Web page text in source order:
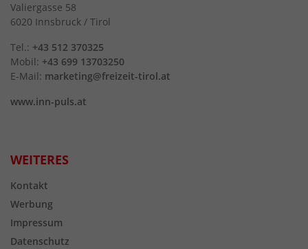
Valiergasse 58
6020 Innsbruck / Tirol
Tel.: +43 512 370325
Mobil: +43 699 13703250
E-Mail: marketing@freizeit-tirol.at
www.inn-puls.at
WEITERES
Kontakt
Werbung
Impressum
Datenschutz